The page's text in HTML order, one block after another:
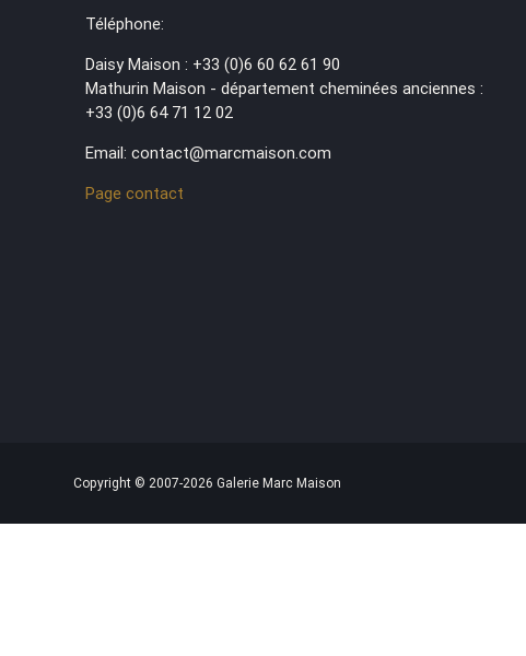
Téléphone:
Daisy Maison : +33 (0)6 60 62 61 90
Mathurin Maison - département cheminées anciennes :
+33 (0)6 64 71 12 02
Email: contact@marcmaison.com
Page contact
Copyright © 2007-2026 Galerie Marc Maison